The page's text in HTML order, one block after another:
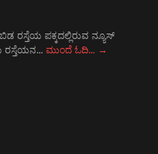
ರಸ್ತೆಯ ಪಕ್ಕದಲ್ಲಿರುವ ನ್ಯೂಸ್
ರಸ್ತೆಯನ… ಮುಂದೆ ಓದಿ… →